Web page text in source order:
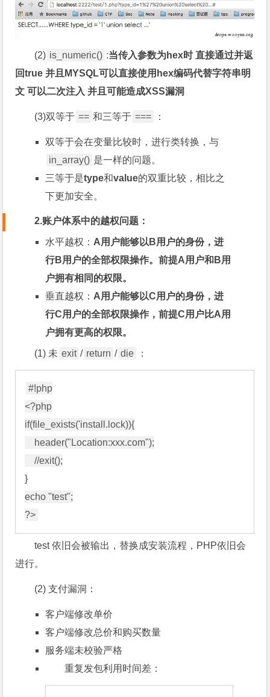
(2) is_numeric() :当传入参数为hex时 直接通过并返
回true 并且MYSQL可以直接使用hex编码代替字符串明
文 可以二次注入 并且可能造成XSS漏洞
(3)双等于 == 和三等于 === ：
双等于会在变量比较时，进行类转换，与
in_array() 是一样的问题。
三等于是type和value的双重比较，相比之
下更加安全。
2.账户体系中的越权问题：
水平越权： A用户能够以B用户的身份，进
行B用户的全部权限操作。前提A用户和B用
户拥有相同的权限。
垂直越权： A用户能够以C用户的身份，进
行C用户的全部权限操作，前提C用户比A用
户拥有更高的权限。
(1) 未 exit / return / die ：
#!php
<?php
if(file_exists('install.lock)){
    //exit();
}
echo "test";
test 依旧会被输出，替换成安装流程，PHP依旧会
进行。
(2) 支付漏洞：
客户端修改单价
客户端修改总价和购买数量
服务端未校验严格
重复发包利用时间差：